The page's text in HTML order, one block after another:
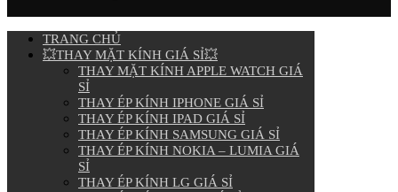
TRANG CHỦ
💥THAY MẶT KÍNH GIÁ SỈ💥
THAY MẶT KÍNH APPLE WATCH GIÁ
SỈ
THAY ÉP KÍNH IPHONE GIÁ SỈ
THAY ÉP KÍNH IPAD GIÁ SỈ
THAY ÉP KÍNH SAMSUNG GIÁ SỈ
THAY ÉP KÍNH NOKIA – LUMIA GIÁ
SỈ
THAY ÉP KÍNH LG GIÁ SỈ